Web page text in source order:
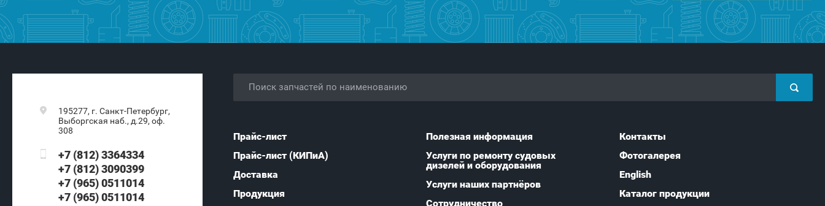
195277, г. Санкт-Петербург,
Выборгская наб., д.29, оф.
308
+7 (812) 3364334
+7 (812) 3090399
+7 (965) 0511014
+7 (965) 0511014
Прайс-лист
Прайс-лист (КИПиА)
Доставка
Продукция
Полезная информация
Услуги по ремонту судовых
дизелей и оборудования
Услуги наших партнёров
Сотрудничество
Контакты
Фотогалерея
English
Каталог продукции